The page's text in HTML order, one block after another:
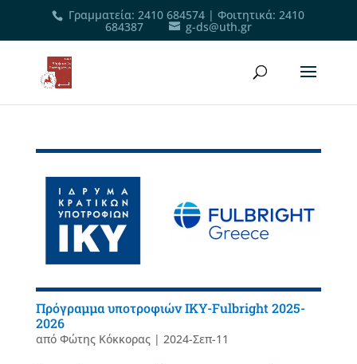
Γραμματεία: 2410 684574 |Φοιτητικά: 2410
684387 g-ds@uth.gr
Πρόγραμμα υποτροφιών ΙΚΥ-Fulbright 2025-
2026
από Φώτης Κόκκορας| 2024-Σεπ-11